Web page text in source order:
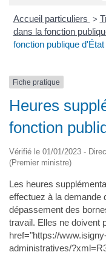
Accueil particuliers >
dans la fonction
fonction publique
Fiche pratique
Heures
fonction
Vérifié le 01/01/2023 -
(Premier ministre)
Les heures
effectuez à la demande
dépassement des
travail. Elles ne doivent
href="https://
administratives/